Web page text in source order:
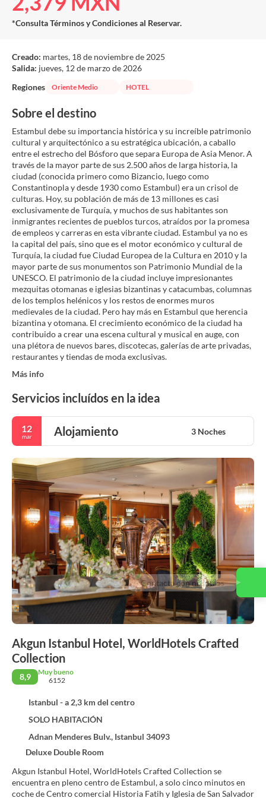
*Consulta Términos y Condiciones al Reservar.
Creado: martes, 18 de noviembre de 2025
Salida: jueves, 12 de marzo de 2026
Regiones
Oriente Medio HOTEL
Sobre el destino
Estambul debe su importancia histórica y su increíble patrimonio
cultural y arquitectónico a su estratégica ubicación, a caballo
entre el estrecho del Bósforo que separa Europa de Asia Menor. A
través de la mayor parte de sus 2.500 años de larga historia, la
ciudad (conocida primero como Bizancio, luego como
Constantinopla y desde 1930 como Estambul) era un crisol de
culturas. Hoy, su población de más de 13 millones es casi
exclusivamente de Turquía, y muchos de sus habitantes son
inmigrantes recientes de pueblos turcos, atraídos por la promesa
de empleos y carreras en esta vibrante ciudad. Estambul ya no es
la capital del país, sino que es el motor económico y cultural de
Turquía, la ciudad fue Ciudad Europea de la Cultura en 2010 y la
mayor parte de sus monumentos son Patrimonio Mundial de la
UNESCO. El patrimonio de la ciudad incluye impresionantes
mezquitas otomanas e iglesias bizantinas y catacumbas, columnas
de los templos helénicos y los restos de enormes muros
medievales de la ciudad. Pero hay más en Estambul que herencia
bizantina y otomana. El crecimiento económico de la ciudad ha
contribuido a crear una escena cultural y musical en auge, con
una plétora de nuevos bares, discotecas, galerías de arte privadas,
restaurantes y tiendas de moda exclusivas.
Más info
Servicios incluídos en la idea
12
mar Alojamiento 3 Noches
Akgun Istanbul Hotel, WorldHotels Crafted
Collection
8,9
Muy bueno
6152
Istanbul - a 2,3 km del centro
SOLO HABITACIÓN
Adnan Menderes Bulv., Istanbul 34093
Deluxe Double Room
Akgun Istanbul Hotel, WorldHotels Crafted Collection se
encuentra en pleno centro de Estambul, a solo cinco minutos en
coche de Centro comercial Historia Fatih y Iglesia de San Salvador
Contacta con nosotros